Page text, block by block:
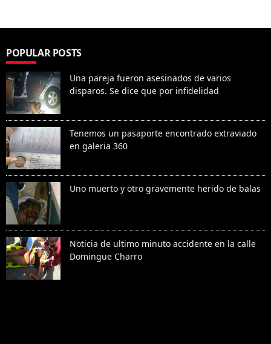
POPULAR POSTS
Una pareja fueron asesinados de varios
disparos. Se dice que por infidelidad
Tenemos un pasaporte encontrado extraviado
en galeria 360
Uno muerto y otro gravemente herido de balas
Noticia de ultimo minuto accidente en la calle
Domingue Charro